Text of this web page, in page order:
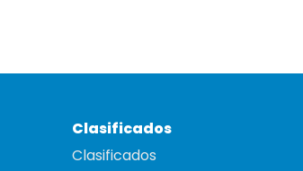
Clasificados
Clasificados